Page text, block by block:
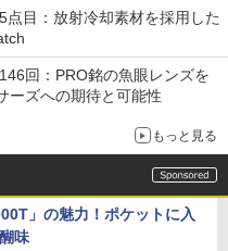
目：放射冷却素材を採用した
回：PRO銘の魚眼レンズを
ーズへの期待と可能性
もっと見る
」の魅力！ポケットに入
味